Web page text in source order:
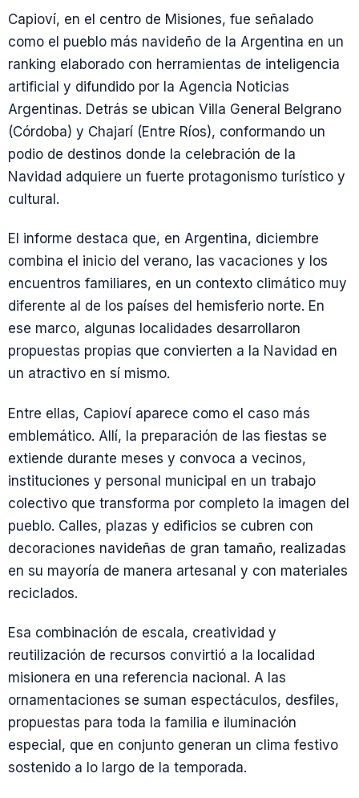
Capioví, en el centro de Misiones, fue señalado
como el pueblo más navideño de la Argentina en un
ranking elaborado con herramientas de inteligencia
artificial y difundido por la Agencia Noticias
Argentinas. Detrás se ubican Villa General Belgrano
(Córdoba) y Chajarí (Entre Ríos), conformando un
podio de destinos donde la celebración de la
Navidad adquiere un fuerte protagonismo turístico y
cultural.
El informe destaca que, en Argentina, diciembre
combina el inicio del verano, las vacaciones y los
encuentros familiares, en un contexto climático muy
diferente al de los países del hemisferio norte. En
ese marco, algunas localidades desarrollaron
propuestas propias que convierten a la Navidad en
un atractivo en sí mismo.
Entre ellas, Capioví aparece como el caso más
emblemático. Allí, la preparación de las fiestas se
extiende durante meses y convoca a vecinos,
instituciones y personal municipal en un trabajo
colectivo que transforma por completo la imagen del
pueblo. Calles, plazas y edificios se cubren con
decoraciones navideñas de gran tamaño, realizadas
en su mayoría de manera artesanal y con materiales
reciclados.
Esa combinación de escala, creatividad y
reutilización de recursos convirtió a la localidad
misionera en una referencia nacional. A las
ornamentaciones se suman espectáculos, desfiles,
propuestas para toda la familia e iluminación
especial, que en conjunto generan un clima festivo
sostenido a lo largo de la temporada.